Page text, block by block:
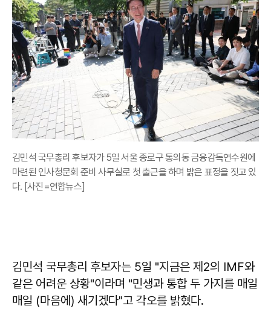
김민석 국무총리 후보자가 5일 서울 종로구 통의동 금융감독연수원에
마련된 인사청문회 준비 사무실로 첫 출근을 하며 밝은 표정을 짓고 있
다. [사진=연합뉴스]
김민석 국무총리 후보자는 5일 "지금은 제2의 IMF와
같은 어려운 상황"이라며 "민생과 통합 두 가지를 매일
매일 (마음에) 새기겠다"고 각오를 밝혔다.